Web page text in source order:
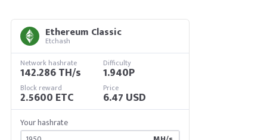
Ethereum Classic
Etchash
Network hashrate
142.286 TH/s
Difficulty
1.940P
Block reward
2.5600 ETC
Price
6.47 USD
Your hashrate